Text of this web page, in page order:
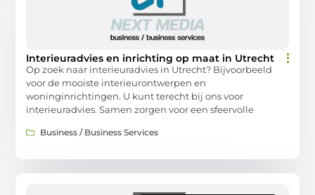
Interieuradvies en inrichting op maat in Utrecht
Op zoek naar interieuradvies in Utrecht? Bijvoorbeeld
voor de mooiste interieurontwerpen en
woninginrichtingen. U kunt terecht bij ons voor
interieuradvies. Samen zorgen voor een sfeervolle
Business / Business Services